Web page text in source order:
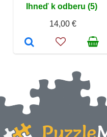
Ihneď k odberu (5)
14,00 €